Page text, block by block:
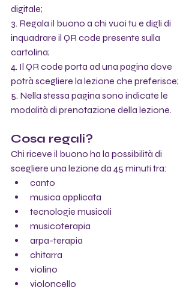
digitale;
3. Regala il buono a chi vuoi tu e digli di
inquadrare il QR code presente sulla
cartolina;
4. Il QR code porta ad una pagina dove
potrà scegliere la lezione che preferisce;
5. Nella stessa pagina sono indicate le
modalità di prenotazione della lezione.
Cosa regali?
Chi riceve il buono ha la possibilità di
scegliere una lezione da 45 minuti tra:
canto
musica applicata
tecnologie musicali
musicoterapia
arpa-terapia
chitarra
violino
violoncello